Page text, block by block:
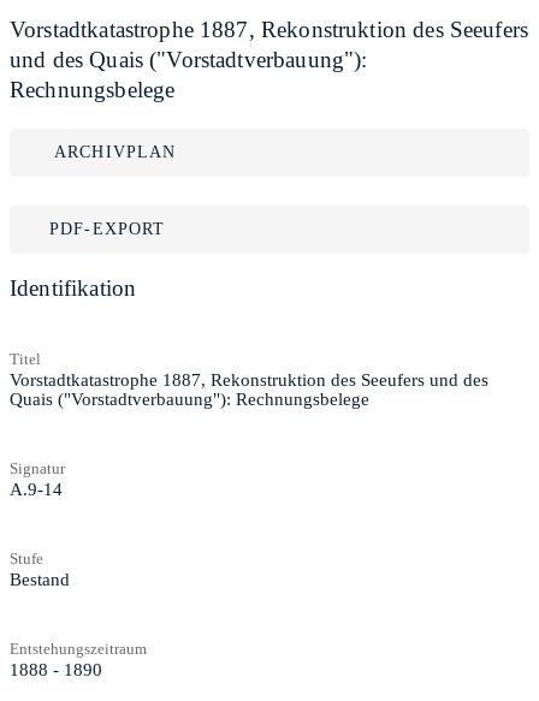
Vorstadtkatastrophe 1887, Rekonstruktion des Seeufers
und des Quais ("Vorstadtverbauung"):
Rechnungsbelege
ARCHIVPLAN
PDF-EXPORT
Identifikation
Titel
Vorstadtkatastrophe 1887, Rekonstruktion des Seeufers und des
Quais ("Vorstadtverbauung"): Rechnungsbelege
Signatur
A.9-14
Stufe
Bestand
Entstehungszeitraum
1888 - 1890